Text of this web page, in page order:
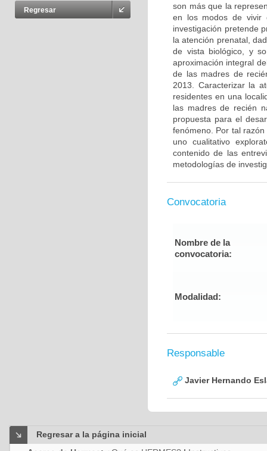
Regresar
son más que la
en los modos de vivir
investigación pretende
la atención prenatal,
de vista biológico, y
aproximación integral
de las madres de
2013. Caracterizar la
residentes en una
las madres de recién
propuesta para el
fenómeno. Por tal
uno cualitativo
contenido de las
metodologías de
Convocatoria
Nombre de la
convocatoria:
Modalidad:
Responsable
Javier Hernando
Regresar a la página inicial